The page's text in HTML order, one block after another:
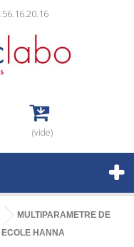
(vide)
MULTIPARAMETRE DE
ECOLE HANNA